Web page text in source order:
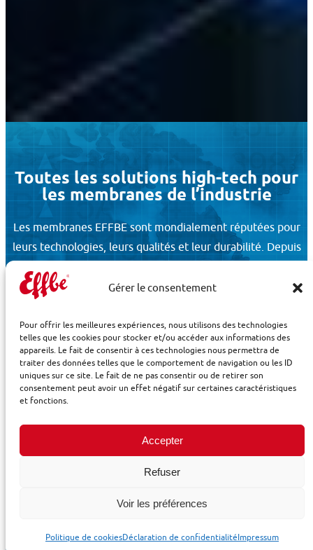
Gérer le consentement
Pour offrir les meilleures expériences, nous utilisons des technologies
telles que les cookies pour stocker et/ou accéder aux informations des
appareils. Le fait de consentir à ces technologies nous permettra de
traiter des données telles que le comportement de navigation ou les ID
uniques sur ce site. Le fait de ne pas consentir ou de retirer son
consentement peut avoir un effet négatif sur certaines caractéristiques
et fonctions.
Accepter
Refuser
Voir les préférences
Politique de cookiesDéclaration de confidentialitéImpressum
Toutes les solutions high-tech pour
les membranes de l’industrie
Les membranes EFFBE sont mondialement réputées pour
leurs technologies, leurs qualités et leur durabilité. Depuis
expertise pour un très grand nombre de secteurs d’activité
notamment en matière de fiabilité.